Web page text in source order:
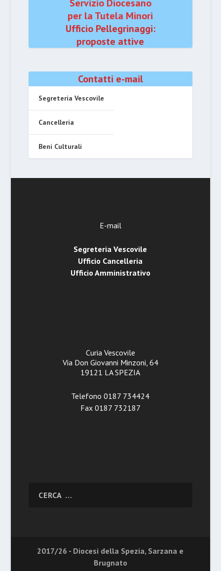
Servizio Diocesano
per la Tutela Minori
Ufficio Pellegrinaggi:
proposte attive
Contatti e-mail
Segreteria Vescovile
Cancelleria
Beni Culturali
E-mail
Segreteria Vescovile
Ufficio Cancelleria
Ufficio Amministrativo
Curia Vescovile
Via Don Giovanni Minzoni, 64
19121 LA SPEZIA
Telefono 0187 734424
Fax 0187 732187
2017/26 - Diocesi della Spezia, Sarzana e
Brugnato